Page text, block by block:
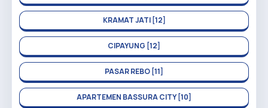
KRAMAT JATI [12]
CIPAYUNG [12]
PASAR REBO [11]
APARTEMEN BASSURA CITY [10]